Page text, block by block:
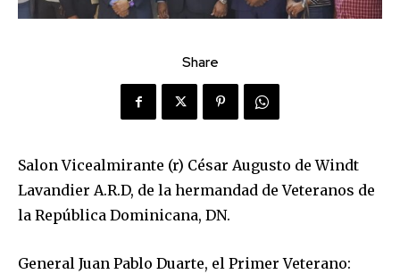
Share
Salon Vicealmirante (r) César Augusto de Windt
Lavandier A.R.D, de la hermandad de Veteranos de
la República Dominicana, DN.
General Juan Pablo Duarte, el Primer Veterano: